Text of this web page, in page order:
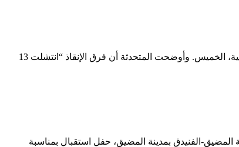
وأوضحت المتحدثة أن فرق الإنقاذ “انتشلت 13
الفنيدق بمدينة المضيق، حفل استقبال بمناسبة